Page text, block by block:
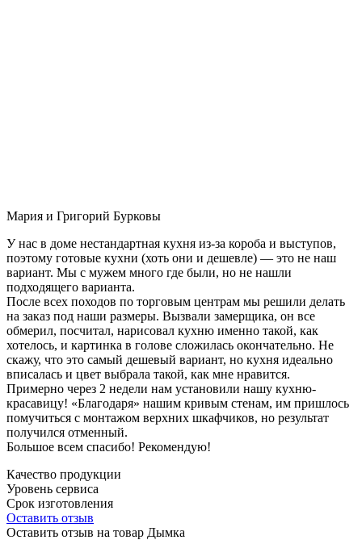
Мария и Григорий Бурковы
У нас в доме нестандартная кухня из-за короба и выступов,
поэтому готовые кухни (хоть они и дешевле) — это не наш
вариант. Мы с мужем много где были, но не нашли
подходящего варианта.
После всех походов по торговым центрам мы решили делать
на заказ под наши размеры. Вызвали замерщика, он все
обмерил, посчитал, нарисовал кухню именно такой, как
хотелось, и картинка в голове сложилась окончательно. Не
скажу, что это самый дешевый вариант, но кухня идеально
вписалась и цвет выбрала такой, как мне нравится.
Примерно через 2 недели нам установили нашу кухню-
красавицу! «Благодаря» нашим кривым стенам, им пришлось
помучиться с монтажом верхних шкафчиков, но результат
получился отменный.
Большое всем спасибо! Рекомендую!
Качество продукции
Уровень сервиса
Срок изготовления
Оставить отзыв
Оставить отзыв на товар Дымка